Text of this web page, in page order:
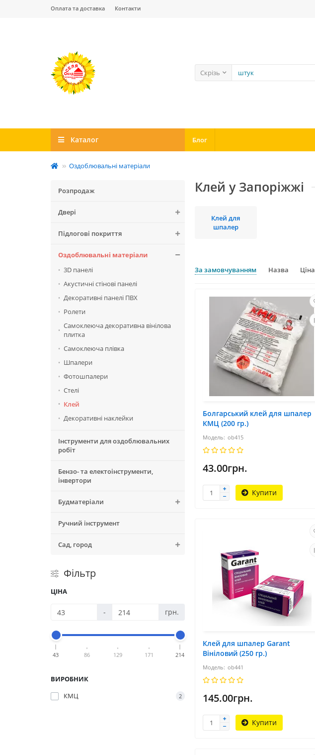
Оплата та доставка Контакти
Скрізь
Каталог Блог
Оздоблювальні матеріали
Розпродаж
Двері
Підлогові покриття
Оздоблювальні матеріали
3D панелі
Акустичні стінові панелі
Декоративні панелі ПВХ
Ролети
Самоклеюча декоративна вінілова
плитка
Самоклеюча плівка
Шпалери
Фотошпалери
Стелі
Клей
Декоративні наклейки
Інструменти для оздоблювальних
робіт
Бензо- та електоінструменти,
інвертори
Будматеріали
Ручний інструмент
Сад, город
Фільтр
ЦІНА
- грн.
43 86 129 171 214
ВИРОБНИК
КМЦ
2
Клей у Запоріжжі
Клей для
шпалер
За замовчуванням Назва Ціна
Болгарський клей для шпалер
КМЦ (200 гр.)
ob415
43.00грн.
Купити
Клей для шпалер Garant
Вініловий (250 гр.)
ob441
145.00грн.
Купити